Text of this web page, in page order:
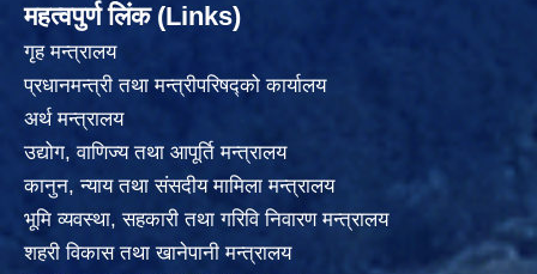
महत्वपुर्ण लिंक (Links)
गृह मन्त्रालय
प्रधानमन्त्री तथा मन्त्रीपरिषद्को कार्यालय
अर्थ मन्त्रालय
उद्योग, वाणिज्य तथा आपूर्ति मन्त्रालय
कानुन, न्याय तथा संसदीय मामिला मन्त्रालय
भूमि व्यवस्था, सहकारी तथा गरिवि निवारण मन्त्रालय
शहरी विकास तथा खानेपानी मन्त्रालय